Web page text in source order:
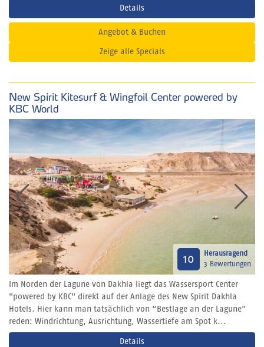
Details
Angebot & Buchen
Zeige alle Specials
New Spirit Kitesurf & Wingfoil Center powered by
KBC World
10
Herausragend
3 Bewertungen
Im Norden der Lagune von Dakhla liegt das Wassersport Center
"powered by KBC" direkt auf der Anlage des New Spirit Dakhla
Hotels. Hier kann man tatsächlich von “Bestlage an der Lagune”
reden: Windrichtung, Ausrichtung, Wassertiefe am Spot k...
Details